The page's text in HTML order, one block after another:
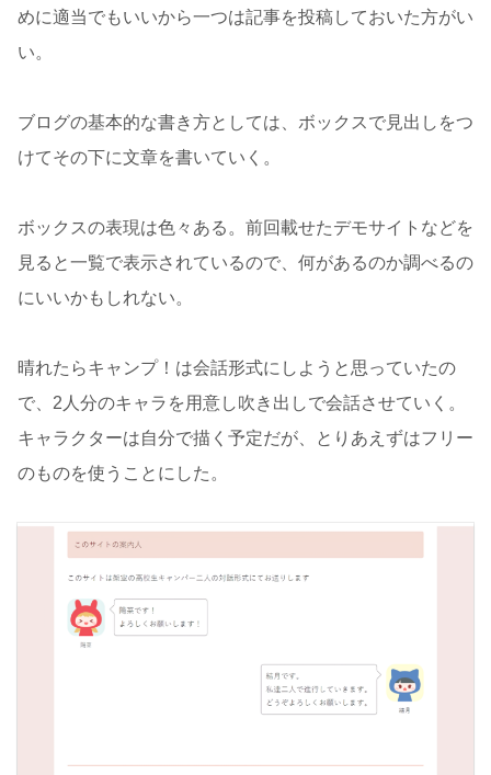
めに適当でもいいから一つは記事を投稿しておいた方がい
い。
ブログの基本的な書き方としては、ボックスで見出しをつ
けてその下に文章を書いていく。
ボックスの表現は色々ある。前回載せたデモサイトなどを
見ると一覧で表示されているので、何があるのか調べるの
にいいかもしれない。
晴れたらキャンプ！は会話形式にしようと思っていたの
で、2人分のキャラを用意し吹き出しで会話させていく。
キャラクターは自分で描く予定だが、とりあえずはフリー
のものを使うことにした。